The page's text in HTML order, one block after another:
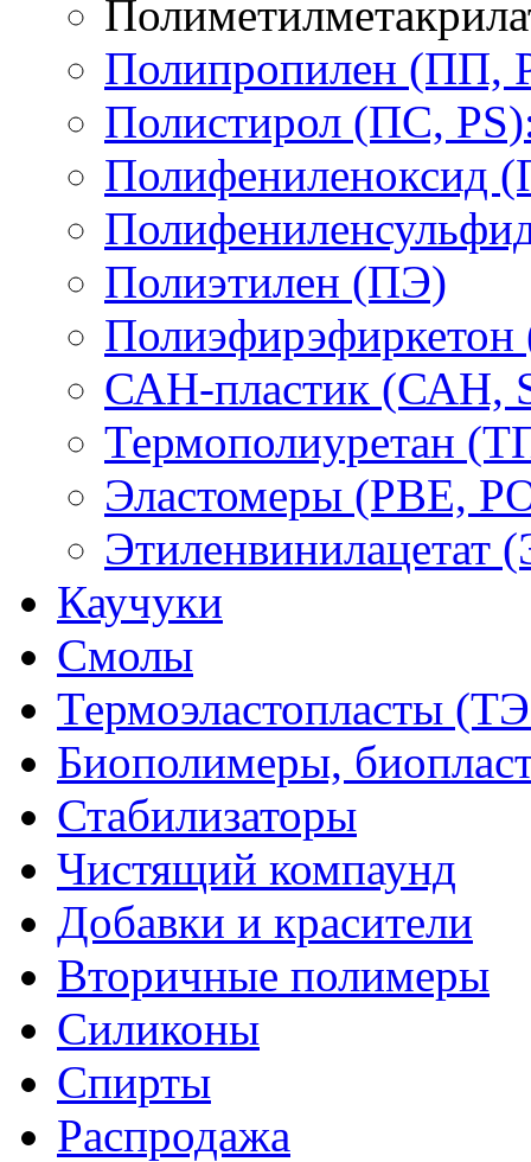
Полипропилен (ПП,
Полистирол (ПС,
Полифениленоксид
Полиэтилен (ПЭ)
САН-пластик (САН,
Термополиуретан
Эластомеры (PBE,
Этиленвинилацетат
Каучуки
Смолы
Термоэластопласты
Биополимеры,
Стабилизаторы
Чистящий компаунд
Добавки и красители
Вторичные полимеры
Силиконы
Спирты
Распродажа